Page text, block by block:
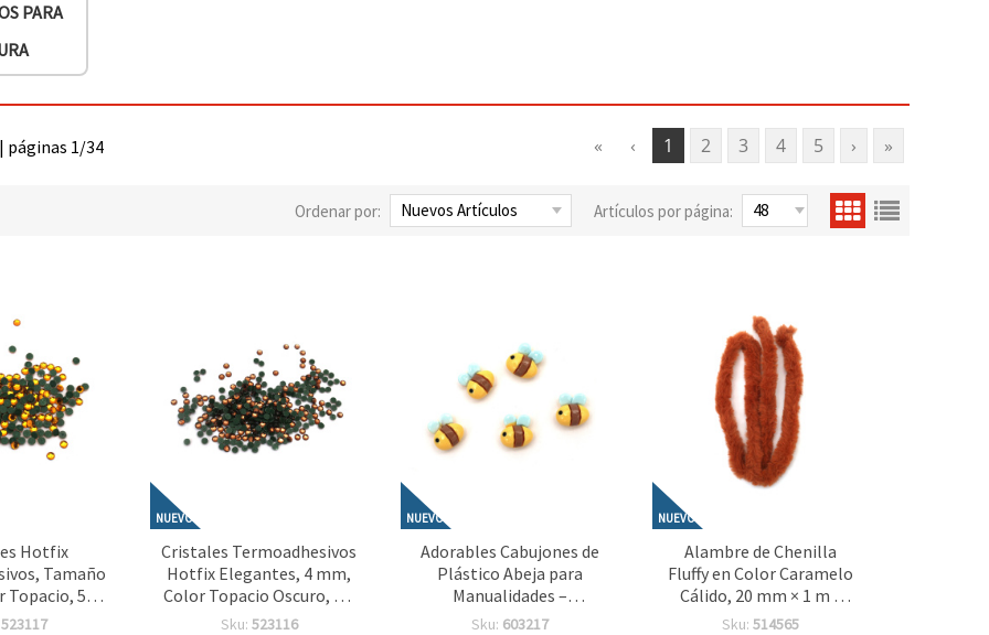
PARA
« ‹ 1 2 3 4 5 › »
páginas 1/34
Ordenar por: Artículos por página:
Hotfix
Tamaño
Topacio, 5 g,
– Ideal para
523117
NUEVO
Cristales Termoadhesivos
Hotfix Elegantes, 4 mm,
Color Topacio Oscuro, 5 g
(~180 uds) – Ideal para
Sku: 523116
NUEVO
Adorables Cabujones de
Plástico Abeja para
Manualidades –
10,5x10x5,5 mm – Pack
Sku: 603217
NUEVO
Alambre de Chenilla
Fluffy en Color Caramelo
Cálido, 20 mm × 1 m –
Ideal para Manualidades,
Sku:514565